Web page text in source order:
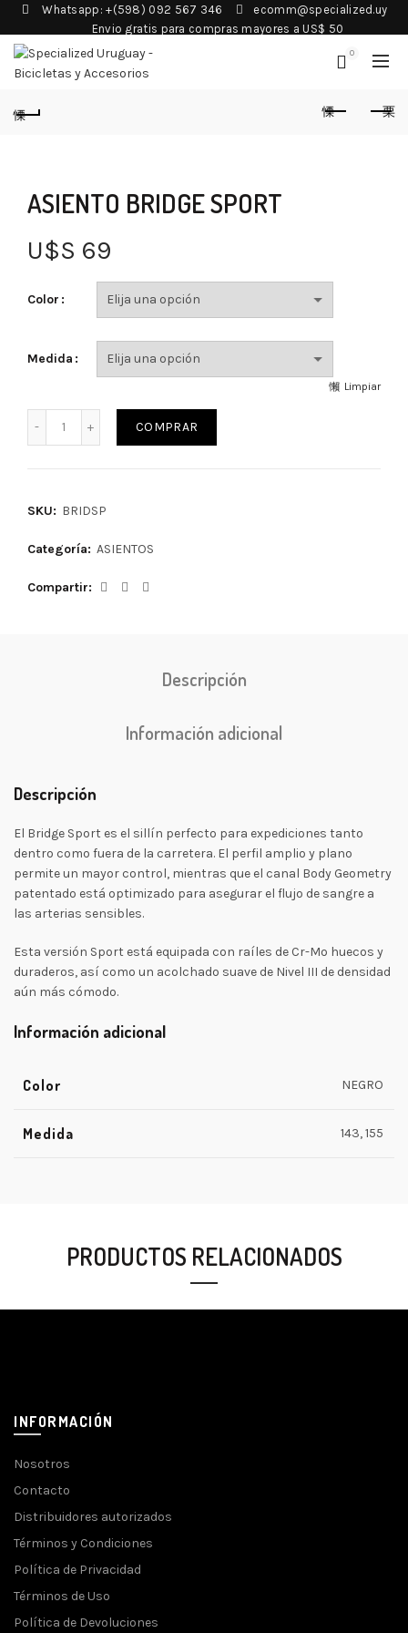
Whatsapp: +(598) 092 567 346
ecomm@specialized.uy
Envio gratis para compras mayores a US$ 50
0
ASIENTO BRIDGE SPORT
U$S 69
Color
Medida
Limpiar
COMPRAR
SKU: BRIDSP
Categoría: ASIENTOS
Compartir
Descripción
Información adicional
Descripción
El Bridge Sport es el sillín perfecto para expediciones tanto
dentro como fuera de la carretera. El perfil amplio y plano
permite un mayor control, mientras que el canal Body Geometry
patentado está optimizado para asegurar el flujo de sangre a
las arterias sensibles.
Esta versión Sport está equipada con raíles de Cr-Mo huecos y
duraderos, así como un acolchado suave de Nivel III de densidad
aún más cómodo.
Información adicional
Color NEGRO
Medida 143, 155
PRODUCTOS RELACIONADOS
INFORMACIÓN
Nosotros
Contacto
Distribuidores autorizados
Términos y Condiciones
Política de Privacidad
Términos de Uso
Política de Devoluciones